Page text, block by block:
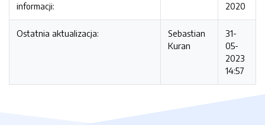
informacji:
2020
Ostatnia aktualizacja:
Sebastian
Kuran
31-
05-
2023
14:57